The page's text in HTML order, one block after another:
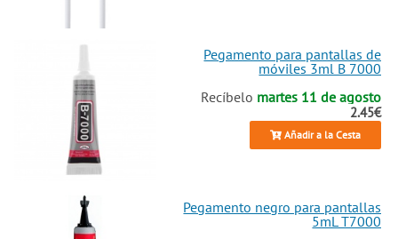
Pegamento para pantallas de
móviles 3ml B 7000
Recíbelo martes 11 de agosto
2.45€
Añadir a la Cesta
Pegamento negro para pantallas
5mL T7000